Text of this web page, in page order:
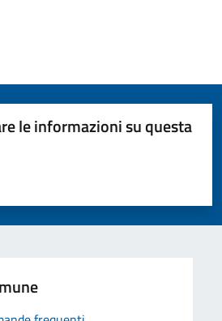
le informazioni su questa
stelle su 5
su 5
su 5